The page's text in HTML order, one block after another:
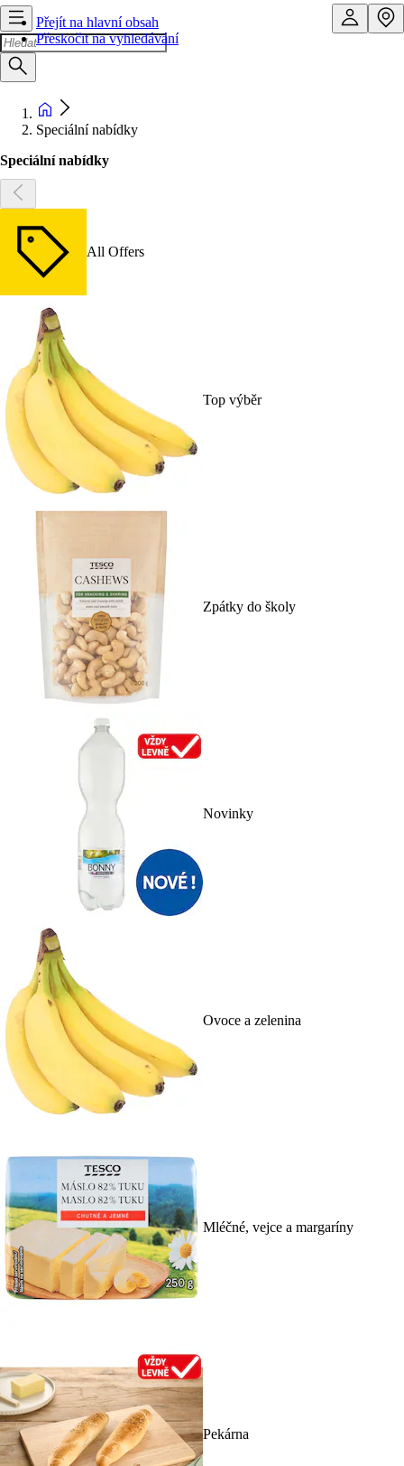
Přejít na hlavní obsah
Přeskočit na vyhledávání
Speciální nabídky
Speciální nabídky
All Offers
Top výběr
Zpátky do školy
Novinky
Ovoce a zelenina
Mléčné, vejce a margaríny
Pekárna